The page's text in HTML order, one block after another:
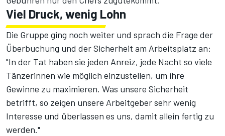
Viel Druck, wenig Lohn
Die Gruppe ging noch weiter und sprach die Frage der
Überbuchung und der Sicherheit am Arbeitsplatz an:
"In der Tat haben sie jeden Anreiz, jede Nacht so viele
Tänzerinnen wie möglich einzustellen, um ihre
Gewinne zu maximieren. Was unsere Sicherheit
betrifft, so zeigen unsere Arbeitgeber sehr wenig
Interesse und überlassen es uns, damit allein fertig zu
werden."